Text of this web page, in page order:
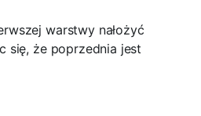
warstwy nałożyć
się, że poprzednia jest